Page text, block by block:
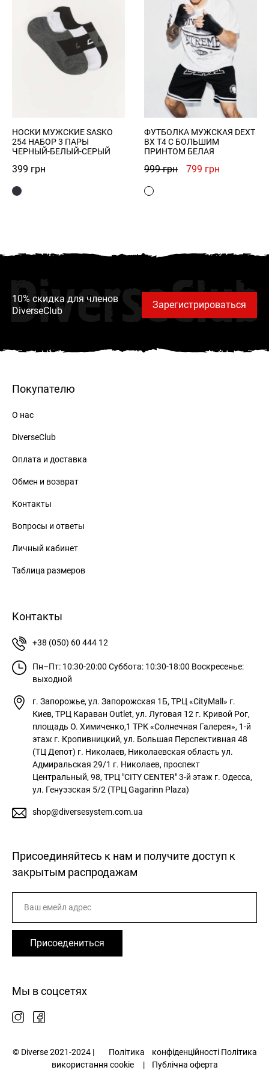
НОСКИ МУЖСКИЕ SASKO
254 НАБОР 3 ПАРЫ
ЧЕРНЫЙ-БЕЛЫЙ-СЕРЫЙ
399 грн
ФУТБОЛКА МУЖСКАЯ DEXT
BX T4 С БОЛЬШИМ
ПРИНТОМ БЕЛАЯ
999грн
Первоначальная
799 грн
10% скидка для членов
DiverseClub
DiverseClub
Зарегистрироваться
Покупателю
О нас
DiverseClub
Оплата и доставка
Обмен и возврат
Контакты
Вопросы и ответы
Личный кабинет
Таблица размеров
Контакты
+38 (050) 60 444 12
Пн–Пт: 10:30-20:00 Суббота: 10:30-18:00 Воскресенье:
выходной
г. Запорожье, ул. Запорожская 1Б, ТРЦ «CityMall» г.
Киев, ТРЦ Караван Outlet, ул. Луговая 12 г. Кривой Рог,
площадь О. Химиченко,1 ТРК «Солнечная Галерея», 1-й
этаж г. Кропивницкий, ул. Большая Перспективная 48
(ТЦ Депот) г. Николаев, Николаевская область ул.
Адмиральская 29/1 г. Николаев, проспект
Центральный, 98, ТРЦ "CITY CENTER" 3-й этаж г. Одесса,
ул. Генуэзская 5/2 (ТРЦ Gagarinn Plaza)
shop@diversesystem.com.ua
Присоединяйтесь к нам и получите доступ к
закрытым распродажам
Присоедениться
Мы в соцсетях
© Diverse 2021-2024 | Політика конфіденційності Політика
використання cookie| Публічна оферта